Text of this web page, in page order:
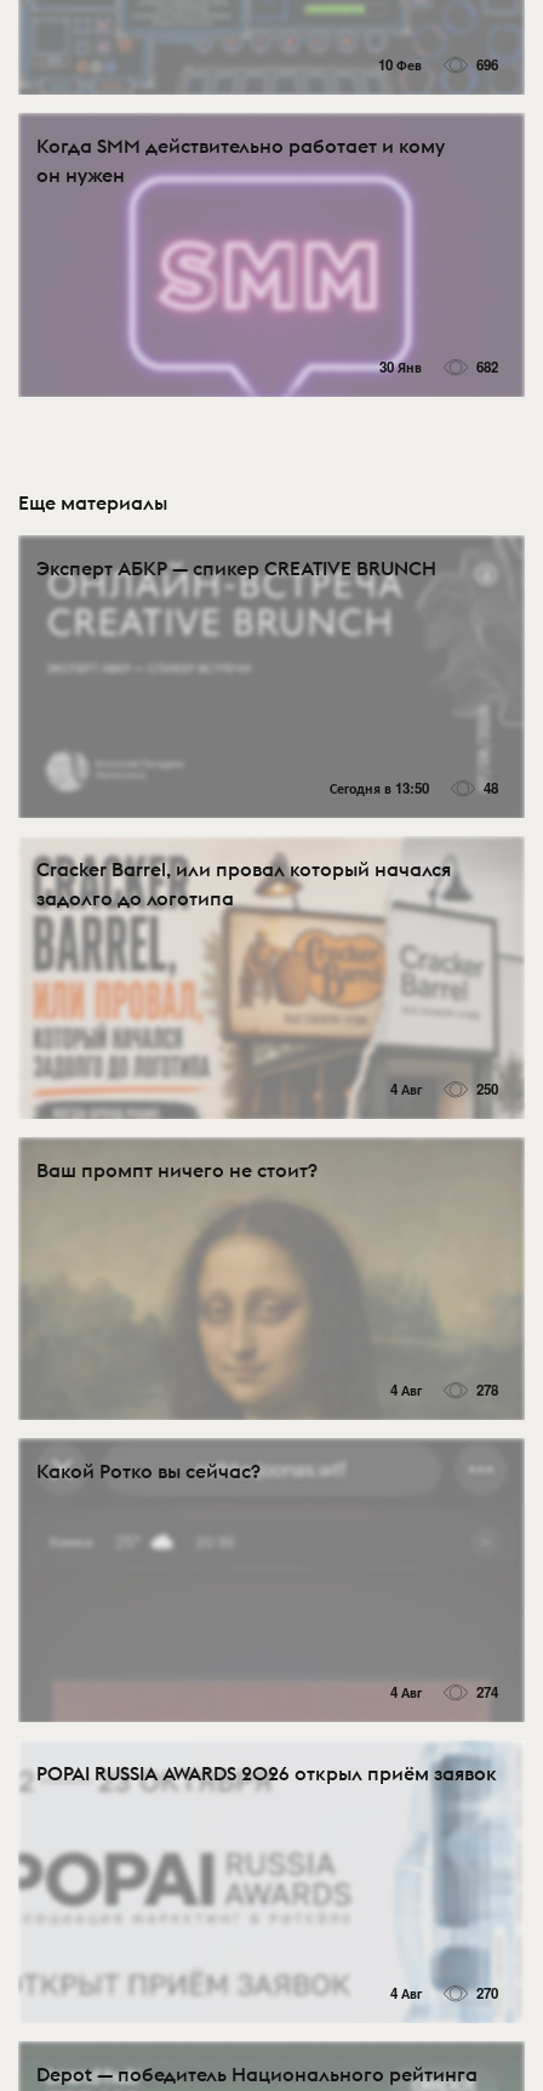
10 Фев 696
Когда SMM действительно работает и кому
он нужен
30 Янв 682
Еще материалы
Эксперт АБКР — спикер CREATIVE BRUNCH
Сегодня в 13:50 48
Cracker Barrel, или провал который начался
задолго до логотипа
4 Авг 250
Ваш промпт ничего не стоит?
4 Авг 278
Какой Ротко вы сейчас?
4 Авг 274
POPAI RUSSIA AWARDS 2026 открыл приём заявок
4 Авг 270
Depot — победитель Национального рейтинга